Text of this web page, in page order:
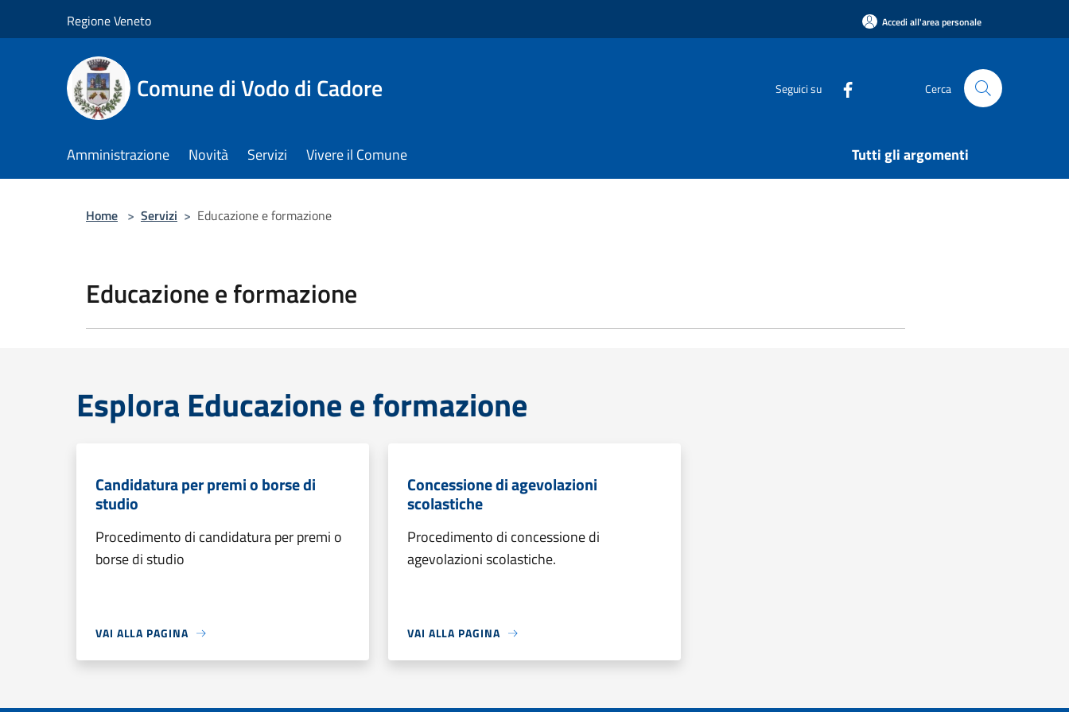
Regione Veneto Accedi all'area personale
Comune di Vodo di Cadore Seguici su Cerca
Amministrazione Novità Servizi Vivere il Comune Tutti gli argomenti
Home > Servizi > Educazione e formazione
Educazione e formazione
Esplora Educazione e formazione
Candidatura per premi o borse di
studio
Procedimento di candidatura per premi o
borse di studio
VAI ALLA PAGINA
Concessione di agevolazioni
scolastiche
Procedimento di concessione di
agevolazioni scolastiche.
VAI ALLA PAGINA